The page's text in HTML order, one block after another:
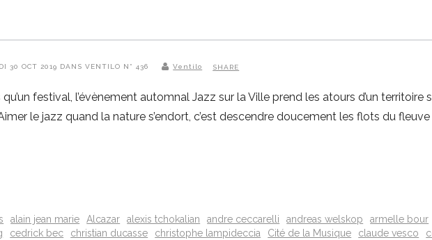
30 OCT 2019 DANS VENTILO N° 436 Ventilo SHARE
festival, l’évènement automnal Jazz sur la Ville prend les atours d’un
le jazz quand la nature s’endort, c’est descendre doucement les flots du
alain jean marie Alcazar alexis tchokalian andre ceccarelli andreas welskop armelle bour
cedrick bec christian ducasse christophe lampideccia Cité de la Musique claude vesco